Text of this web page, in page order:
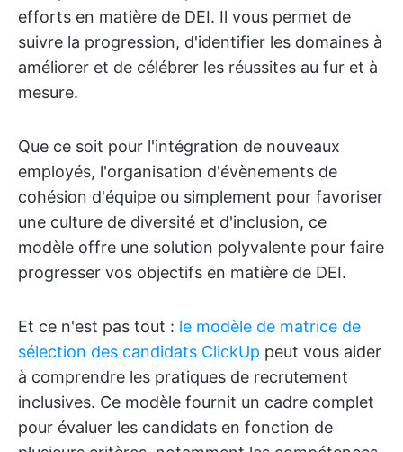
efforts en matière de DEI. Il vous permet de
suivre la progression, d'identifier les domaines à
améliorer et de célébrer les réussites au fur et à
mesure.
Que ce soit pour l'intégration de nouveaux
employés, l'organisation d'évènements de
cohésion d'équipe ou simplement pour favoriser
une culture de diversité et d'inclusion, ce
modèle offre une solution polyvalente pour faire
progresser vos objectifs en matière de DEI.
Et ce n'est pas tout : le modèle de matrice de
sélection des candidats ClickUp peut vous aider
à comprendre les pratiques de recrutement
inclusives. Ce modèle fournit un cadre complet
pour évaluer les candidats en fonction de